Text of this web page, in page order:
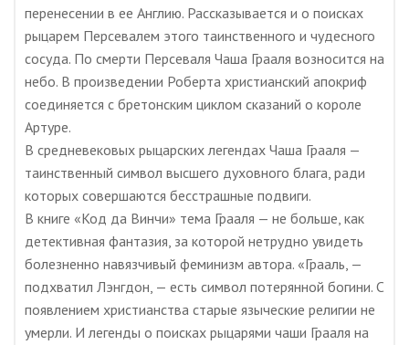
перенесении в ее Англию. Рассказывается и о поисках
рыцарем Персевалем этого таинственного и чудесного
сосуда. По смерти Персеваля Чаша Грааля возносится на
небо. В произведении Роберта христианский апокриф
соединяется с бретонским циклом сказаний о короле
Артуре.
В средневековых рыцарских легендах Чаша Грааля —
таинственный символ высшего духовного блага, ради
которых совершаются бесстрашные подвиги.
В книге «Код да Винчи» тема Грааля — не больше, как
детективная фантазия, за которой нетрудно увидеть
болезненно навязчивый феминизм автора. «Грааль, —
подхватил Лэнгдон, — есть символ потерянной богини. С
появлением христианства старые языческие религии не
умерли. И легенды о поисках рыцарями чаши Грааля на